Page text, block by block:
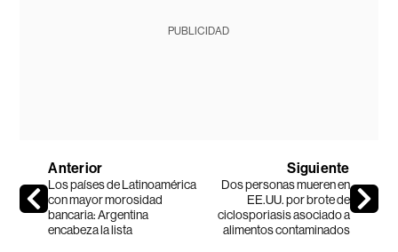
PUBLICIDAD
Anterior
Los países de Latinoamérica
con mayor morosidad
bancaria: Argentina
encabeza la lista
Siguiente
Dos personas mueren en
EE.UU. por brote de
ciclosporiasis asociado a
alimentos contaminados